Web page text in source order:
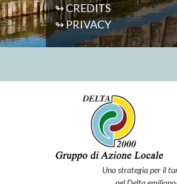
↬ CREDITS
↬ PRIVACY
Una strategia per il